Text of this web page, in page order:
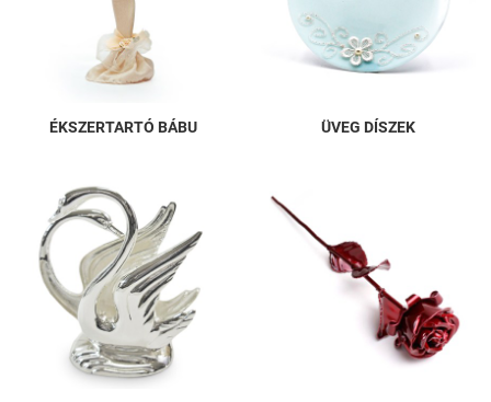
ÉKSZERTARTÓ BÁBU ÜVEG DÍSZEK